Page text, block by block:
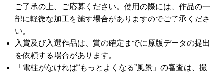
ご了承の上、ご応募ください。使用の際には、作品の一
部に軽微な加工を施す場合がありますのでご了承くださ
い。
入賞及び入選作品は、賞の確定までに原版データの提出
を依頼する場合があります。
「電柱がなければ“もっとよくなる”風景」の審査は、撮